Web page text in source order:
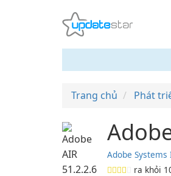
Trang chủ Phát
Adobe Systems
ra khỏi